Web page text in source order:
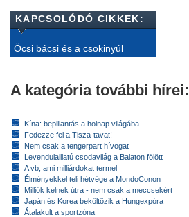
KAPCSOLÓDÓ CIKKEK:
Öcsi bácsi és a csokinyúl
A kategória további hírei:
Kína: bepillantás a holnap világába
Fedezze fel a Tisza-tavat!
Nem csak a tengerpart hívogat
Levendulaillatú csodavilág a Balaton fölött
A vb, ami milliárdokat termel
Élményekkel teli hétvége a MondoConon
Milliók kelnek útra - nem csak a meccsekért
Japán és Korea beköltözik a Hungexpóra
Átalakult a sportzóna